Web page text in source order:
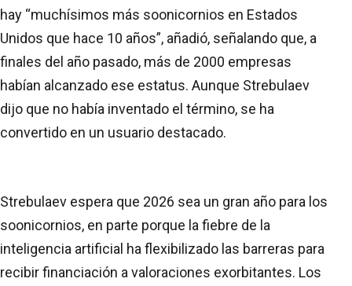
hay “muchísimos más soonicornios en Estados
Unidos que hace 10 años”, añadió, señalando que, a
finales del año pasado, más de 2000 empresas
habían alcanzado ese estatus. Aunque Strebulaev
dijo que no había inventado el término, se ha
convertido en un usuario destacado.
Strebulaev espera que 2026 sea un gran año para los
soonicornios, en parte porque la fiebre de la
inteligencia artificial ha flexibilizado las barreras para
recibir financiación a valoraciones exorbitantes. Los